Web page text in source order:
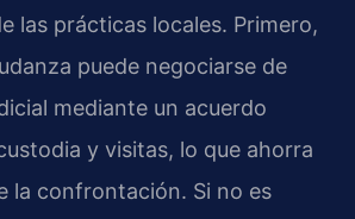
las prácticas locales. Primero,
puede negociarse de
mediante un acuerdo
y visitas, lo que ahorra
la confrontación. Si no es